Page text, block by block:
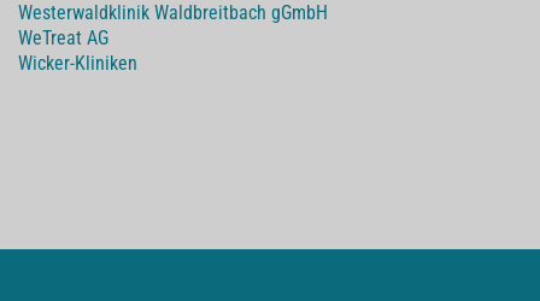
Westerwaldklinik Waldbreitbach gGmbH
WeTreat AG
Wicker-Kliniken